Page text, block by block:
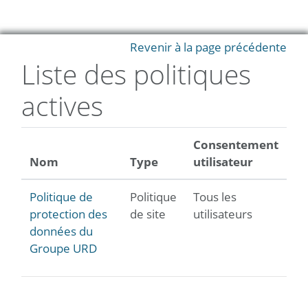
Revenir à la page précédente
Liste des politiques
actives
Nom Type
Consentement
utilisateur
Politique de
protection des
données du
Groupe URD
Politique
de site
Tous les
utilisateurs